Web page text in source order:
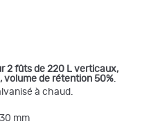
2 fûts de 220 L verticaux,
volume de rétention 50%
à chaud.
mm